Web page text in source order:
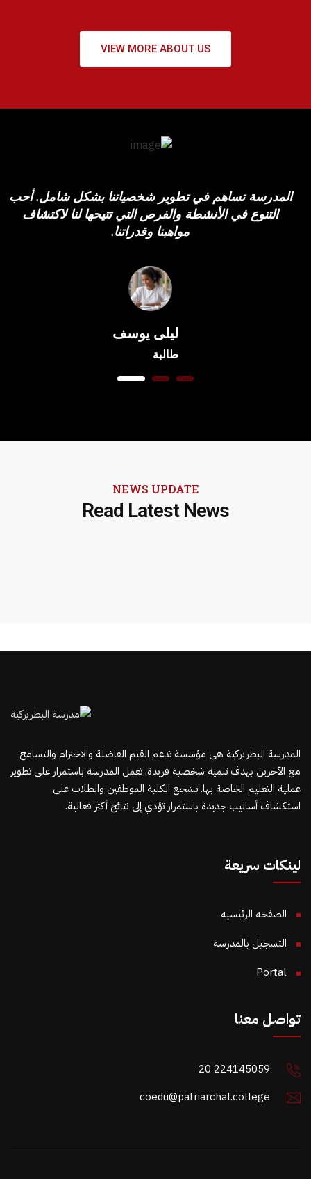
VIEW MORE ABOUT US
المدرسة تساهم في تطوير شخصياتنا بشكل شامل. أحب
التنوع في الأنشطة والفرص التي تتيحها لنا لاكتشاف
مواهبنا وقدراتنا.
ليلى يوسف
طالبة
1 2 3
NEWS UPDATE
Read Latest News
المدرسة البطريركية هي مؤسسة تدعم القيم الفاضلة والاحترام والتسامح
مع الآخرين بهدف تنمية شخصية فريدة. تعمل المدرسة باستمرار على تطوير
عملية التعليم الخاصة بها. تشجع الكلية الموظفين والطلاب على
استكشاف أساليب جديدة باستمرار تؤدي إلى نتائج أكثر فعالية.
لينكات سريعة
الصفحه الرئيسيه
التسجيل بالمدرسة
Portal
تواصل معنا
20 224145059
coedu@patriarchal.college